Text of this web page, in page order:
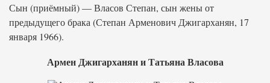
Сын (приёмный) — Власов Степан, сын жены от
предыдущего брака (Степан Арменович Джигарханян, 17
января 1966).
Армен Джигарханян и Татьяна Власова